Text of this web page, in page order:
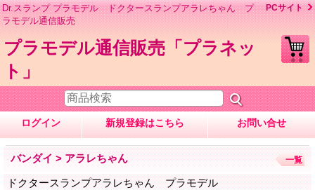
Dr.スランプ プラモデル ドクタースランプアラレちゃん プ
ラモデル通信販売
PCサイト
プラモデル通信販売「プラネッ
ト」
ログイン 新規登録はこちら お問い合せ
バンダイ > アラレちゃん
ドクタースランプアラレちゃん プラモデル
一覧